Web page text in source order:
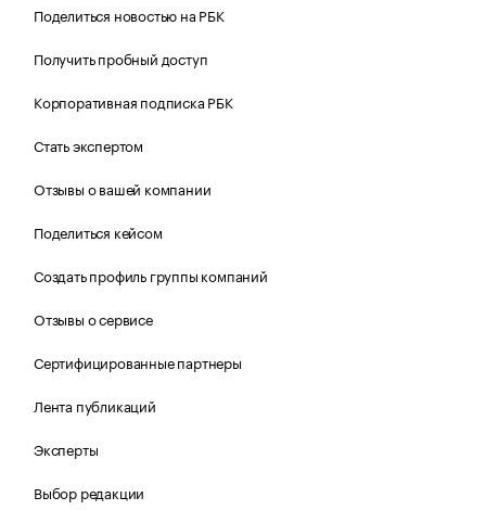
Поделиться новостью на РБК
Получить пробный доступ
Корпоративная подписка РБК
Стать экспертом
Отзывы о вашей компании
Поделиться кейсом
Создать профиль группы компаний
Отзывы о сервисе
Сертифицированные партнеры
Лента публикаций
Эксперты
Выбор редакции